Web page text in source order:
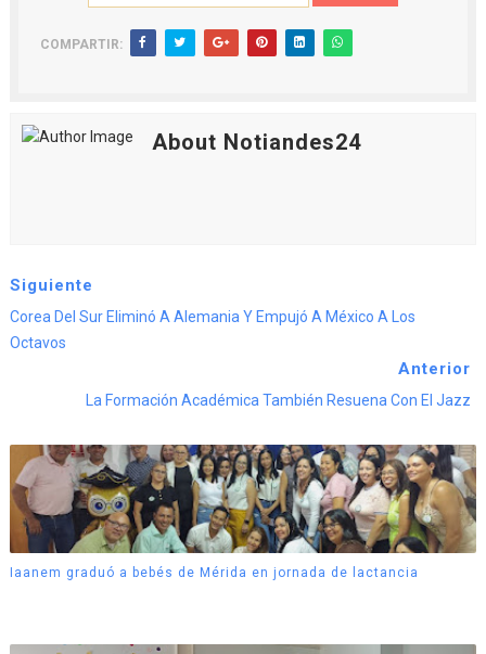
COMPARTIR:
About Notiandes24
Siguiente
Corea Del Sur Eliminó A Alemania Y Empujó A México A Los
Octavos
Anterior
La Formación Académica También Resuena Con El Jazz
Iaanem graduó a bebés de Mérida en jornada de lactancia